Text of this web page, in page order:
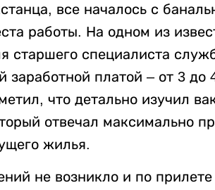
все началось с
работы. На одном из
старшего специалиста
заработной платой – от 3
что детально изучил
отвечал максимально
жилья.
не возникло и по